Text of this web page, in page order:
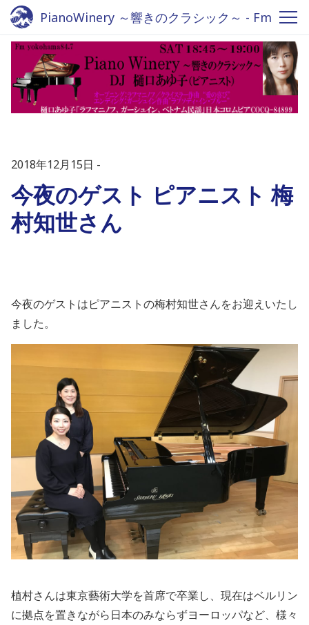
PianoWinery ～響きのクラシック～ - Fm
yokohama 84.7
2018年12月15日
今夜のゲスト ピアニスト 梅
村知世さん
今夜のゲストはピアニストの梅村知世さんをお迎えいたし
ました。
植村さんは東京藝術大学を首席で卒業し、現在はベルリン
に拠点を置きながら日本のみならずヨーロッパなど、様々